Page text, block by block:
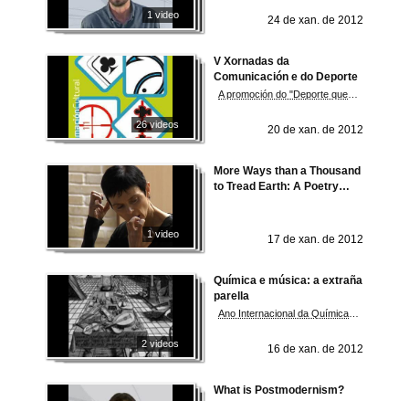
1 video 24 de xan. de 2012
26 videos
V Xornadas da
Comunicación e do Deporte
20 de xan. de 2012
1 video
More Ways than a Thousand
to Tread Earth: A Poetry
17 de xan. de 2012
2 videos
Química e música: a extraña
parella
16 de xan. de 2012
What is Postmodernism?